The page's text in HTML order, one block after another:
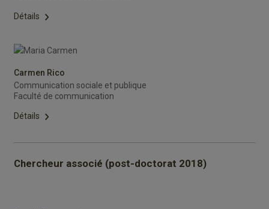
Détails
Carmen Rico
Communication sociale et publique
Faculté de communication
Détails
Chercheur associé (post-doctorat 2018)